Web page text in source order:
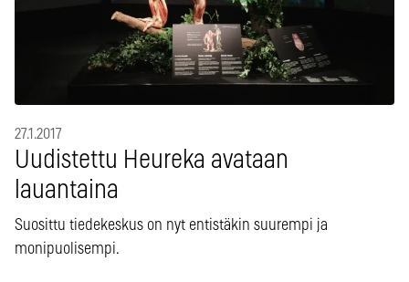
27.1.2017
Uudistettu Heureka avataan
lauantaina
Suosittu tiedekeskus on nyt entistäkin suurempi ja
monipuolisempi.